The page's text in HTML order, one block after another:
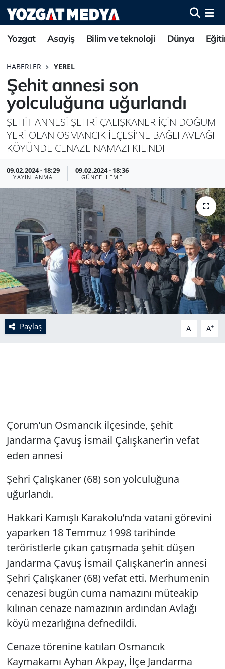
Yozgat Asayiş Bilim ve teknoloji Dünya
HABERLER YEREL
Şehit annesi son
yolculuğuna uğurlandı
ŞEHİT ANNESİ ŞEHRİ ÇALIŞKANER İÇİN DOĞUM
YERİ OLAN OSMANCIK İLÇESİ'NE BAĞLI AVLAĞI
KÖYÜNDE CENAZE NAMAZI KILINDI
09.02.2024 - 18:29
YAYINLANMA
09.02.2024 - 18:36
GÜNCELLEME
Paylaş A- A+
Çorum’un Osmancık ilçesinde, şehit
Jandarma Çavuş İsmail Çalışkaner’in vefat
eden annesi
Şehri Çalışkaner (68) son yolculuğuna
uğurlandı.
Hakkari Kamışlı Karakolu’nda vatani görevini
yaparken 18 Temmuz 1998 tarihinde
teröristlerle çıkan çatışmada şehit düşen
Jandarma Çavuş İsmail Çalışkaner’in annesi
Şehri Çalışkaner (68) vefat etti. Merhumenin
cenazesi bugün cuma namazını müteakip
kılınan cenaze namazının ardından Avlağı
köyü mezarlığına defnedildi.
Cenaze törenine katılan Osmancık
Kaymakamı Ayhan Akpay, İlçe Jandarma